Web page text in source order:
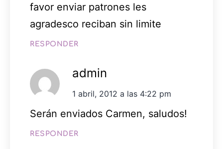
favor enviar patrones les
agradesco reciban sin limite
RESPONDER
admin
1 abril, 2012 a las 4:22 pm
Serán enviados Carmen, saludos!
RESPONDER